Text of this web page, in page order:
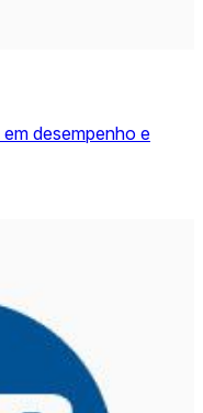
desempenho e